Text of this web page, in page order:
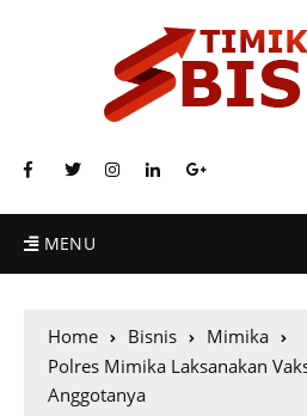
MENU
Home Bisnis
Mimika
Polres Mimika Laksanakan
Anggotanya